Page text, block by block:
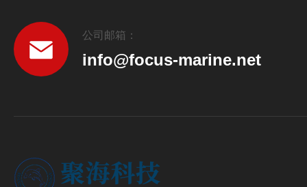
公司邮箱：
info@focus-marine.net